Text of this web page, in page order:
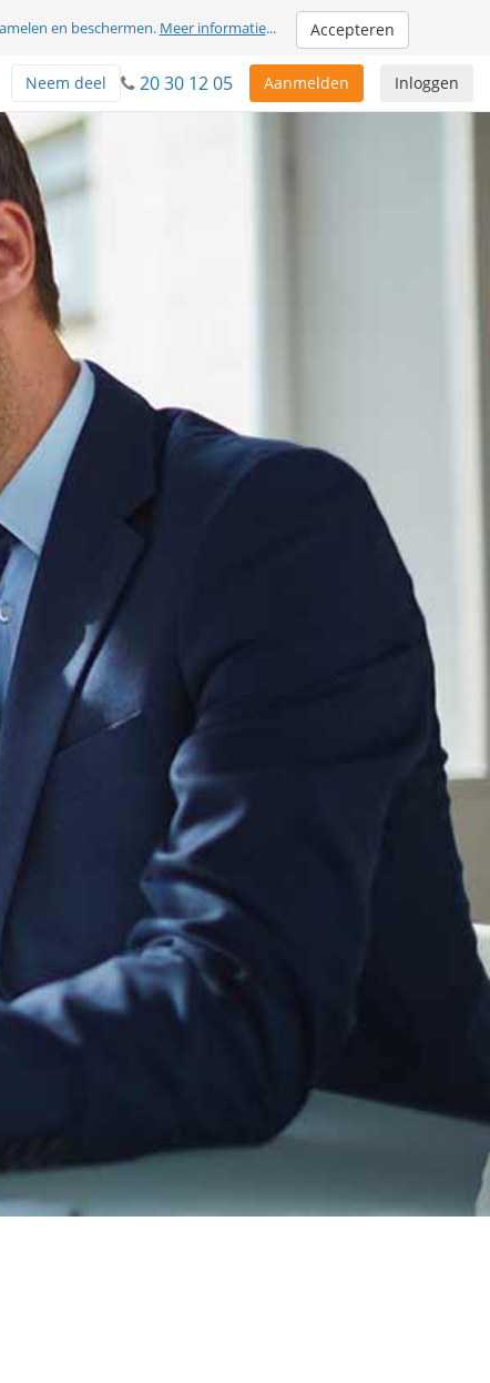
en beschermen. Meer informatie... Accepteren
Inloggen
Aanmelden
20 30 12 05
Neem deel